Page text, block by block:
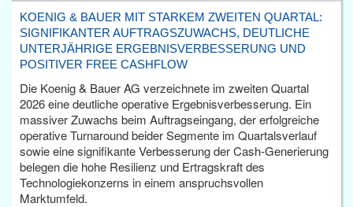
KOENIG & BAUER MIT STARKEM ZWEITEN QUARTAL:
SIGNIFIKANTER AUFTRAGSZUWACHS, DEUTLICHE
UNTERJÄHRIGE ERGEBNISVERBESSERUNG UND
POSITIVER FREE CASHFLOW
Die Koenig & Bauer AG verzeichnete im zweiten Quartal
2026 eine deutliche operative Ergebnisverbesserung. Ein
massiver Zuwachs beim Auftragseingang, der erfolgreiche
operative Turnaround beider Segmente im Quartalsverlauf
sowie eine signifikante Verbesserung der Cash-Generierung
belegen die hohe Resilienz und Ertragskraft des
Technologiekonzerns in einem anspruchsvollen
Marktumfeld.